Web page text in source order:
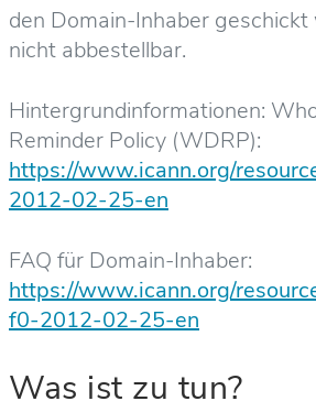
den Domain-Inhaber
nicht abbestellbar.
Hintergrundinformationen:
Reminder Policy (WDRP):
https://www.icann.org/
2012-02-25-en
FAQ für Domain-Inhaber:
https://www.icann.org/
f0-2012-02-25-en
Was ist zu tun?